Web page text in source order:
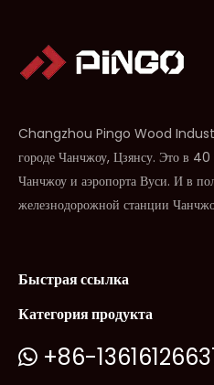
Changzhou Pingo Wood
городе Чанчжоу, Цзянсу. Это в 40
Чанчжоу и аэропорта Вуси. И в
железнодорожной станции
Быстрая ссылка
Категория продукта
 +86-